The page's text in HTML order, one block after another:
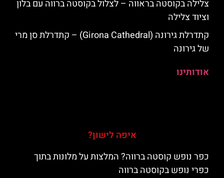
צלילה בקוסטה בראווה – לצלול בקוסטה ברווה עם בלון
וציוד צלילה
קתדרלת גירונה (Girona Cathedral) – קתדרלת סן מרי
של גירונה
אודותינו
איפה לישון?
כפר נופש קוסטה ברווה? המלצות על מלונות בתוך
כפרי נופש בקוסטה ברווה